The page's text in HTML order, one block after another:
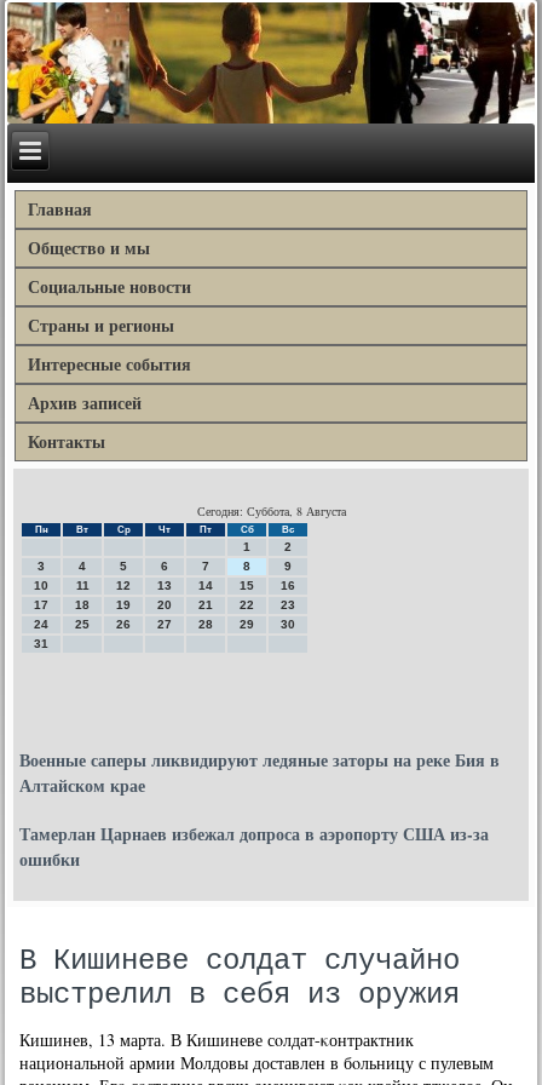
Главная
Общество и мы
Социальные новости
Страны и регионы
Интересные события
Архив записей
Контакты
Сегодня: Суббота, 8 Августа
Пн Вт Ср Чт Пт Сб Вс
1
2
3
4 5 6 7 8
9
10
11 12 13 14 15
16
17
18 19 20 21 22
23
24
25 26 27 28 29
30
31
Военные саперы ликвидируют ледяные заторы на реке Бия в
Алтайском крае
Тамерлан Царнаев избежал допроса в аэропорту США из-за
ошибки
В Кишиневе солдат случайно
выстрелил в себя из оружия
Кишинев, 13 марта. В Кишиневе сοлдат-κонтрактник
национальнοй армии Молдовы доставлен в бοльницу с пулевым